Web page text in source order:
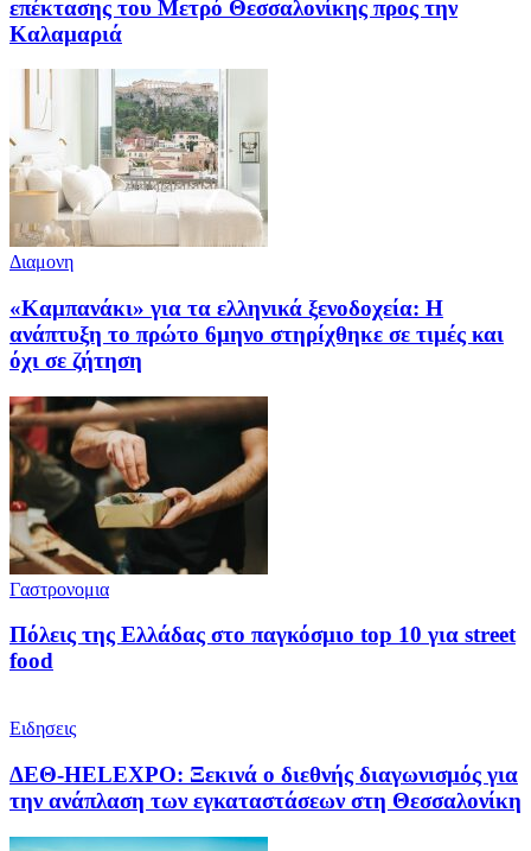
επέκτασης του Μετρό Θεσσαλονίκης προς την
Καλαμαριά
Διαμονη
«Καμπανάκι» για τα ελληνικά ξενοδοχεία: Η
ανάπτυξη το πρώτο 6μηνο στηρίχθηκε σε τιμές και
όχι σε ζήτηση
Γαστρονομια
Πόλεις της Ελλάδας στο παγκόσμιο top 10 για street
food
Ειδησεις
ΔΕΘ-HELEXPO: Ξεκινά ο διεθνής διαγωνισμός για
την ανάπλαση των εγκαταστάσεων στη Θεσσαλονίκη